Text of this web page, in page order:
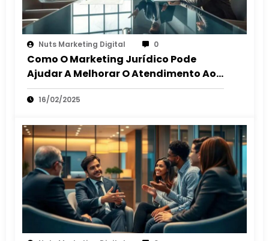
Nuts Marketing Digital 0
Como O Marketing Jurídico Pode
Ajudar A Melhorar O Atendimento Ao
Cliente
16/02/2025